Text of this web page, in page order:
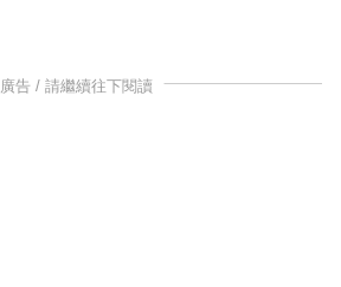
廣告 / 請繼續往下閱讀